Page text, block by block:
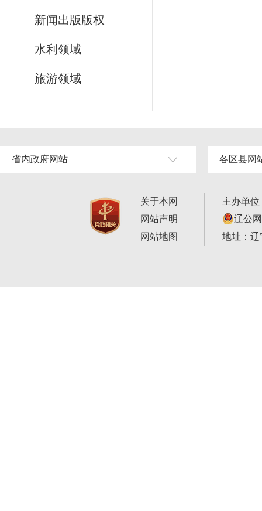
新闻出版版权
水利领域
旅游领域
省内政府网站 各区县网
关于本网
网站声明
网站地图
主办单
辽公
地址：辽